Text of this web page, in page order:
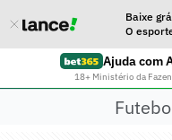
Baixe
O
Ajuda com
18+ Ministério da